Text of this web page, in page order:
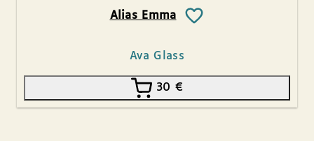
Alias Emma
Ava Glass
30 €